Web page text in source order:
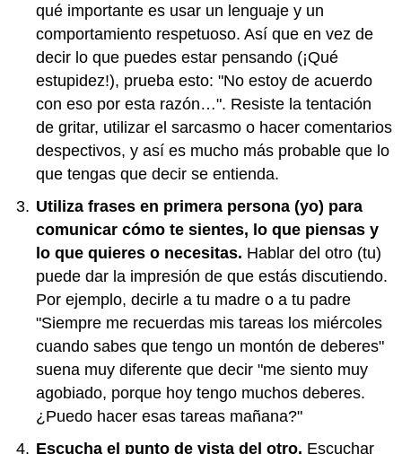
qué importante es usar un lenguaje y un
comportamiento respetuoso. Así que en vez de
decir lo que puedes estar pensando (¡Qué
estupidez!), prueba esto: "No estoy de acuerdo
con eso por esta razón…". Resiste la tentación
de gritar, utilizar el sarcasmo o hacer comentarios
despectivos, y así es mucho más probable que lo
que tengas que decir se entienda.
Utiliza frases en primera persona (yo) para
comunicar cómo te sientes, lo que piensas y
lo que quieres o necesitas. Hablar del otro (tu)
puede dar la impresión de que estás discutiendo.
Por ejemplo, decirle a tu madre o a tu padre
"Siempre me recuerdas mis tareas los miércoles
cuando sabes que tengo un montón de deberes"
suena muy diferente que decir "me siento muy
agobiado, porque hoy tengo muchos deberes.
¿Puedo hacer esas tareas mañana?"
Escucha el punto de vista del otro. Escuchar